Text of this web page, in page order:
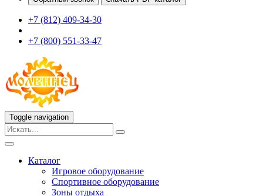
Спортивные элементы
Тренажеры
Теннисные столы
Спортивные ворота
Спортивные стойки
Оборудование для ГТО
Информационные стойки
Ограждения
Безопасные покрытия
Игровые комплексы от 5 до 12 лет
Горки
Игровые элементы
+7 (812) 409-34-30
+7 (800) 551-33-47
Toggle navigation
Каталог
Игровое оборудование
Спортивное оборудование
Зоны отдыха